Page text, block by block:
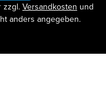
zzgl. Versandkosten und
anders angegeben.